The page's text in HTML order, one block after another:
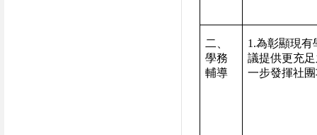
二、
學務
輔導
1.為彰顯現有
議提供更充
一步發揮社